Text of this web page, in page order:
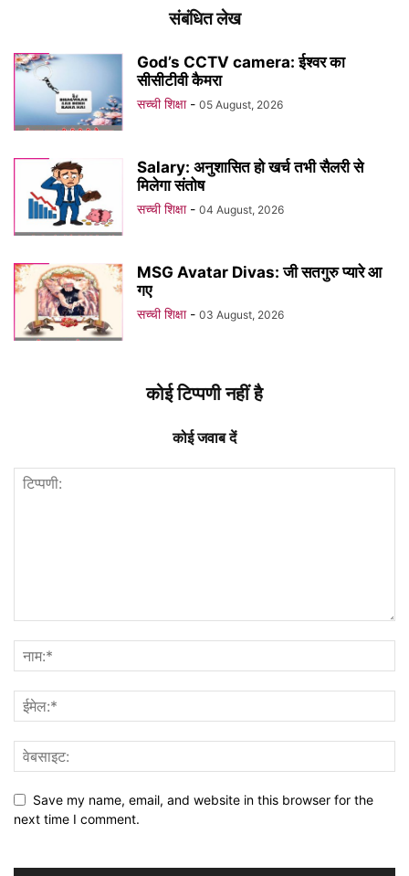
संबंधित लेख
God’s CCTV camera: ईश्वर का
सीसीटीवी कैमरा
सच्ची शिक्षा - 05 August, 2026
Salary: अनुशासित हो खर्च तभी सैलरी से
मिलेगा संतोष
सच्ची शिक्षा - 04 August, 2026
MSG Avatar Divas: जी सतगुरु प्यारे आ
गए
सच्ची शिक्षा - 03 August, 2026
कोई टिप्पणी नहीं है
कोई जवाब दें
Save my name, email, and website in this browser for the
next time I comment.